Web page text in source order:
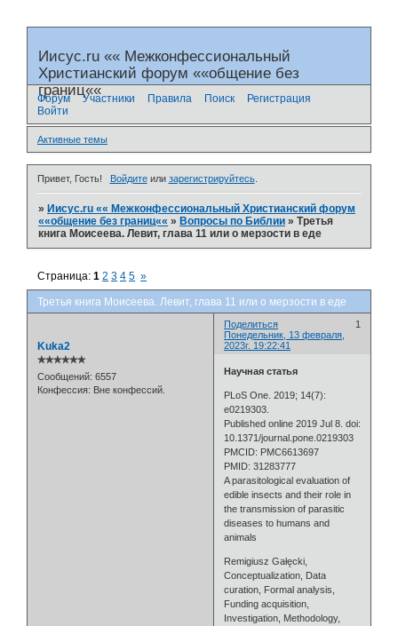
Иисус.ru «« Межконфессиональный
Христианский форум ««общение без
границ««
Форум Участники Правила Поиск
Регистрация
Войти
Активные темы
Привет, Гость! Войдитеили зарегистрируйтесь.
»Иисус.ru «« Межконфессиональный Христианский форум
««общение без границ«« »Вопросы по Библии »Третья
книга Моисеева. Левит, глава 11 или о мерзости в еде
Третья книга Моисеева. Левит, глава 11 или о мерзости в еде
Страница:1 2 3 4 5 »
Поделиться
1
Понедельник, 13 февраля,
2023г. 19:22:41
Kuka2
✯✯✯✯✯✯
Сообщений: 6557
Конфессия: Вне конфессий.
Научная статья
PLoS One. 2019; 14(7):
e0219303.
Published online 2019 Jul 8. doi:
10.1371/journal.pone.0219303
PMCID: PMC6613697
PMID: 31283777
A parasitological evaluation of
edible insects and their role in
the transmission of parasitic
diseases to humans and
animals
Remigiusz Gałęcki,
Conceptualization, Data
curation, Formal analysis,
Funding acquisition,
Investigation, Methodology,